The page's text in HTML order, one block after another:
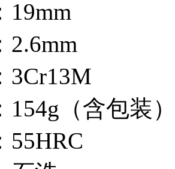
19mm
2.6mm
3Cr13M
154g（含包装
55HRC